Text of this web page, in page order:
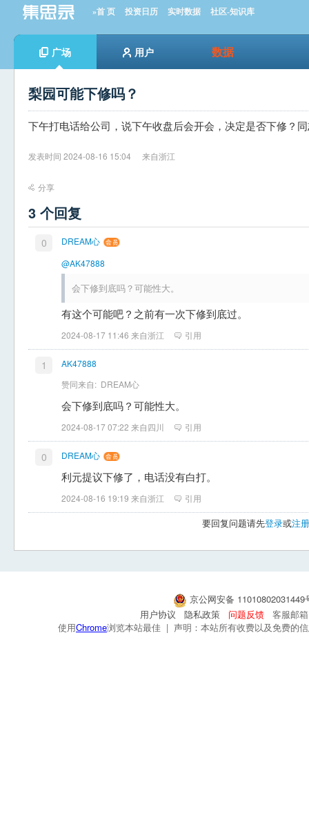
»首 页 投资日历 实时数据 社区-知识库
广场 用户 数据
梨园可能下修吗？
下午打电话给公司，说下午收盘后会开会，决定是否下修？
发表时间 2024-08-16 15:04 来自浙江
分享
3 个回复
0
DREAM心
@AK47888
会下修到底吗？可能性大。
有这个可能吧？之前有一次下修到底过。
2024-08-17 11:46 来自浙江 引用
1
AK47888
赞同来自: DREAM心
会下修到底吗？可能性大。
2024-08-17 07:22 来自四川 引用
0 DREAM心
利元提议下修了，电话没有白打。
2024-08-16 19:19 来自浙江 引用
要回复问题请先登录或注册
京公网安备
用户协议
隐私政策 问题反馈
客服邮
使用Chrome浏览本站最佳 | 声明：本站所有收费以及免费的